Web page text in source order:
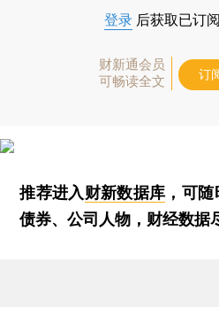
登录 后获取已订
财新通会员
可畅读全文
订
推荐进入财新数据库 ，可
债券、公司人物，财经数据